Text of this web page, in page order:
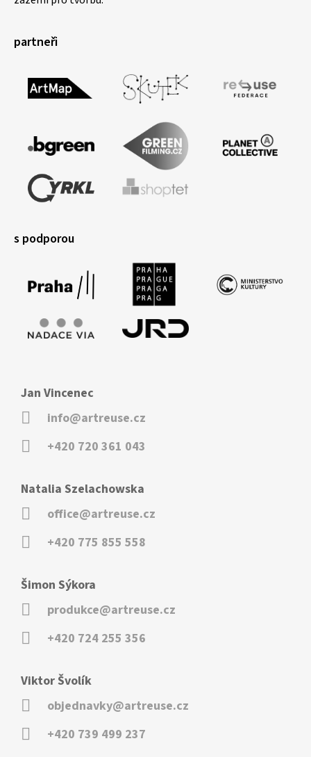
partneři
s podporou
Jan Vincenec
info@artreuse.cz
+420 720 361 043
Natalia Szelachowska
office@artreuse.cz
+420 775 855 558
Šimon Sýkora
produkce@artreuse.cz
+420 724 255 356
Viktor Švolík
objednavky@artreuse.cz
+420 739 499 237